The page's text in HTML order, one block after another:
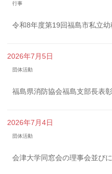
行事
令和8年度第19回福島市私立
2026年7月5日
団体活動
福島県消防協会福島支部長表彰
2026年7月4日
団体活動
会津大学同窓会の理事会並び